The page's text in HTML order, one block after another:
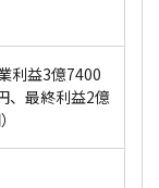
利益3億7400
、最終利益2億